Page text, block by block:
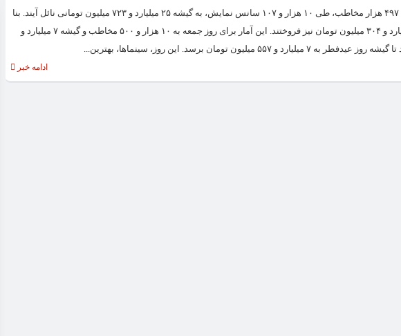
سینماهای کشور از صبح پنجشنبه تا آخر شب گذشته موفق شدند با جذب ۴۹۷ هزار مخاطب، طی ۱۰ هزار و ۱۰۷ سانس نمایش، به گیشه ۲۵ میلیارد و ۷۲۳ میلیون تومانی نائل آیند. بنا
بر این گزارش، سینماها برای پنجشنبه، ۱۰۳ هزار مخاطب داشتند و ۵ میلیارد و ۳۰۴ میلیون تومان نیز فروختند. این آمار برای روز جمعه به ۱۰ هزار و ۵۰۰ مخاطب و گیشه ۷ میلیارد و
ادامه خبر